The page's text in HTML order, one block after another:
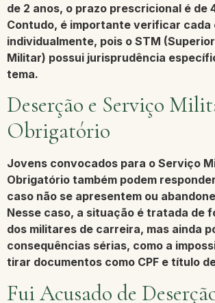
de 2 anos, o prazo prescricional é de
Contudo, é importante verificar cada
individualmente, pois o STM
Militar) possui jurisprudência
tema.
Deserção e Serviço
Obrigatório
Jovens convocados para o Serviço
Obrigatório também podem
caso não se apresentem ou
Nesse caso, a situação é tratada de
dos militares de carreira, mas ainda
consequências sérias, como a
tirar documentos como CPF e título
Fui Acusado de